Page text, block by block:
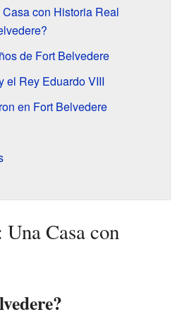
con Historia Real
de Fort Belvedere
el Rey Eduardo VIII
en Fort Belvedere
Casa con